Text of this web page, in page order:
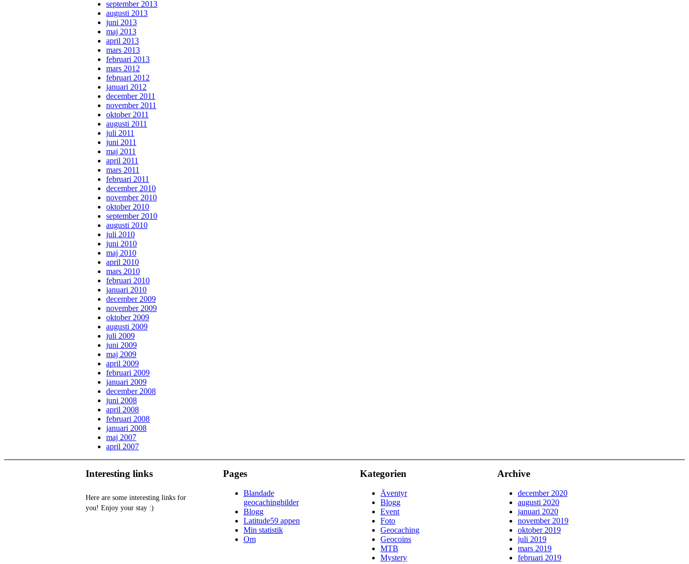
september 2013
augusti 2013
juni 2013
maj 2013
april 2013
mars 2013
februari 2013
mars 2012
februari 2012
januari 2012
december 2011
november 2011
oktober 2011
augusti 2011
juli 2011
juni 2011
maj 2011
april 2011
mars 2011
februari 2011
december 2010
november 2010
oktober 2010
september 2010
augusti 2010
juli 2010
juni 2010
maj 2010
april 2010
mars 2010
februari 2010
januari 2010
december 2009
november 2009
oktober 2009
augusti 2009
juli 2009
juni 2009
maj 2009
april 2009
februari 2009
januari 2009
december 2008
juni 2008
april 2008
februari 2008
januari 2008
maj 2007
april 2007
Interesting links
Here are some interesting links for
you! Enjoy your stay :)
Pages
Blandade
geocachingbilder
Blogg
Latitude59 appen
Min statistik
Om
Kategorien
Äventyr
Blogg
Event
Foto
Geocaching
Geocoins
MTB
Mystery
Archive
december 2020
augusti 2020
januari 2020
november 2019
oktober 2019
juli 2019
mars 2019
februari 2019